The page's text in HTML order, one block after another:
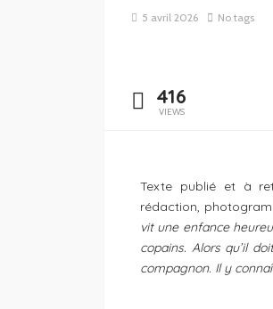
5 avril 2026 No tags
416
VIEWS
Texte publié et à
rédaction,
vit une enfance
copains. Alors qu’il
compagnon. Il y